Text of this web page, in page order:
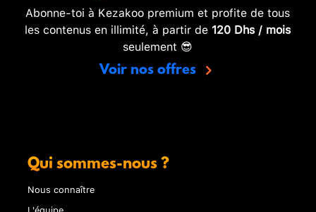
Abonne-toi à Kezakoo premium et profite de tous
les contenus en illimité, à partir de 120 Dhs / mois
seulement 😎
Voir nos offres
Qui sommes-nous ?
Nous connaître